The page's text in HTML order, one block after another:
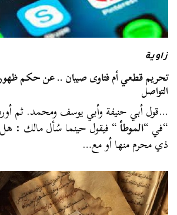
زاوية
تحريم قطعي أم فتاوى صبيان .. عن حكم ظهور
التواصل
…قول أبي حنيفة وأبي يوسف ومحمد. ثم
“في “الموطأ“ فيقول حينما سُأل مالك : هل
ذي محرم منها أو مع…